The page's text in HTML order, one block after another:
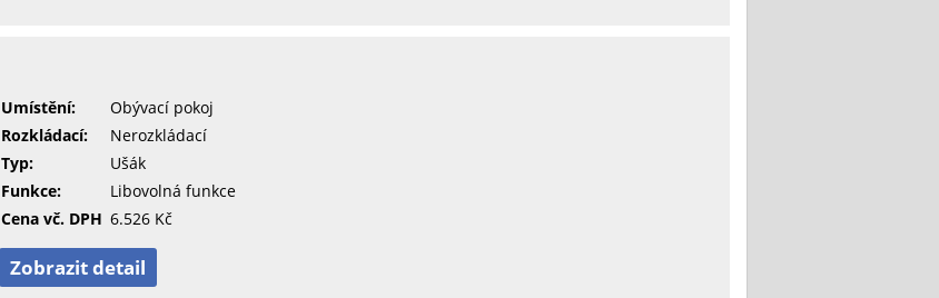
Umístění:
Obývací pokoj
Rozkládací:
Nerozkládací
Typ:
Ušák
Funkce:
Libovolná funkce
Cena vč. DPH 6.526 Kč
Zobrazit detail